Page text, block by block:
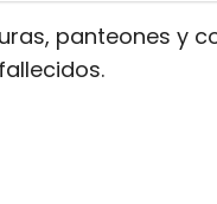
panteones y